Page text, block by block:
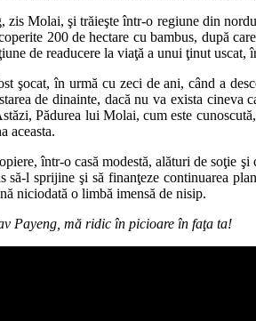
zis Molai, şi trăieşte într-o regiune din
200 de hectare cu bambus, după
de readucere la viaţă a unui ţinut
şocat, în urmă cu zeci de ani, când a
de dinainte, dacă nu va exista cineva
Pădurea lui Molai, cum este
aceasta.
într-o casă modestă, alături de soţie
să-l sprijine şi să finanţeze continuarea
niciodată o limbă imensă de nisip.
Payeng, mă ridic în picioare în faţa ta!